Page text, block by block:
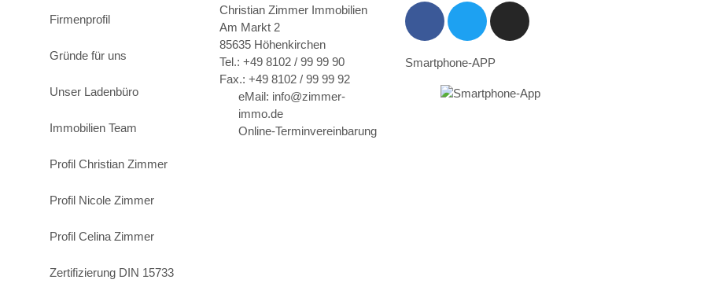
Firmenprofil
Gründe für uns
Unser Ladenbüro
Immobilien Team
Profil Christian Zimmer
Profil Nicole Zimmer
Profil Celina Zimmer
Zertifizierung DIN 15733
Christian Zimmer Immobilien
Am Markt 2
85635 Höhenkirchen
Tel.: +49 8102 / 99 99 90
Fax.: +49 8102 / 99 99 92
eMail: info@zimmer-
immo.de
Online-Terminvereinbarung
Smartphone-APP